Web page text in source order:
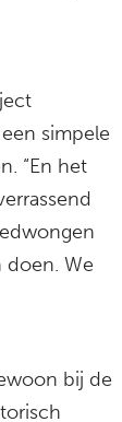
simpele
“En het
doen. We
bij de